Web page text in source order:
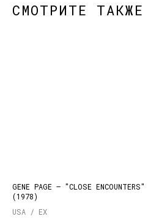
СМОТРИТЕ ТАКЖЕ
GENE PAGE – "CLOSE ENCOUNTERS"
(1978)
USA / EX
НАВИГАЦИЯ
Каталог